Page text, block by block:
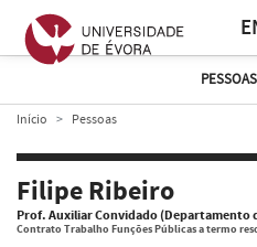
PESSOAS
Início Pessoas
Filipe Ribeiro
Prof. Auxiliar Convidado (Departamento
Contrato Trabalho Funções Públicas a termo